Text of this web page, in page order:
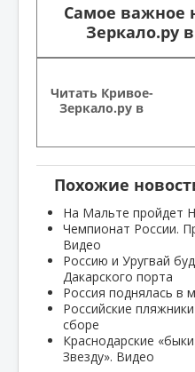
Самое важное
Зеркало.ру в
Читать Кривое-
Зеркало.ру в
Похожие
На Мальте пройдет
Чемпионат России.
Видео
Россию и Уругвай
Дакарского порта
Россия поднялась в
Российские
сборе
Краснодарские
Звезду». Видео